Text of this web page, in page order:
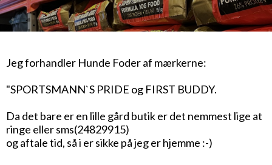
Jeg forhandler Hunde Foder af mærkerne:
"SPORTSMANN`S PRIDE og FIRST BUDDY.
Da det bare er en lille gård butik er det nemmest lige at
ringe eller sms(24829915)
og aftale tid, så i er sikke på jeg er hjemme :-)